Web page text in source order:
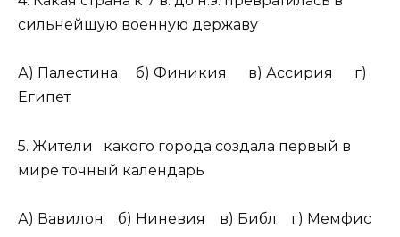
сильнейшую военную державу
А) Палестина б) Финикия в) Ассирия г)
Египет
5. Жители какого города создала первый в
мире точный календарь
А) Вавилон б) Ниневия в) Библ г) Мемфис